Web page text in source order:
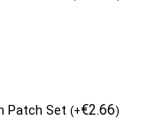
Patch Set(+€2.66)